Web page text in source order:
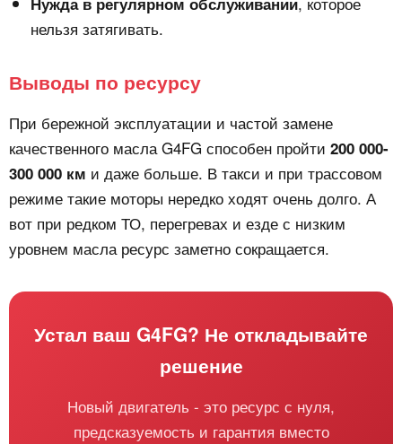
нельзя затягивать.
Выводы по ресурсу
При бережной эксплуатации и частой замене
качественного масла G4FG способен пройти 200 000-
300 000 км и даже больше. В такси и при трассовом
режиме такие моторы нередко ходят очень долго. А
вот при редком ТО, перегревах и езде с низким
уровнем масла ресурс заметно сокращается.
Устал ваш G4FG? Не откладывайте
решение
Новый двигатель - это ресурс с нуля,
предсказуемость и гарантия вместо